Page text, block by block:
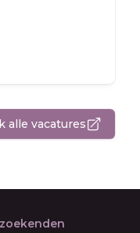
alle vacatures